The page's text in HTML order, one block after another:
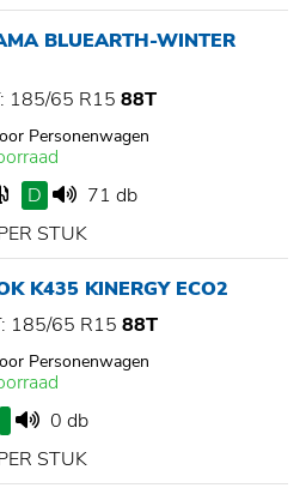
BLUEARTH-WINTER
185/65 R15 88T
Personenwagen
D
71 db
STUK
K435 KINERGY ECO2
185/65 R15 88T
Personenwagen
0 db
STUK